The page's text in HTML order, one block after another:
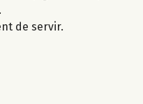
de servir.